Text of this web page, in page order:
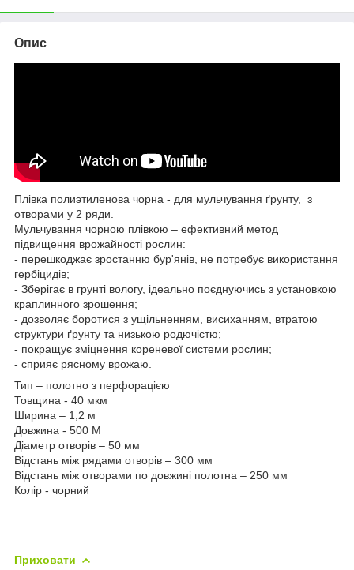
Опис
Плівка полиэтиленова чорна - для мульчування ґрунту, з
отворами у 2 ряди.
Mульчування чорною плівкою – ефективний метод
підвищення врожайності рослин:
- перешкоджає зростанню бур'янів, не потребує використання
гербіцидів;
- Зберігає в грунті вологу, ідеально поєднуючись з установкою
краплинного зрошення;
- дозволяє боротися з ущільненням, висиханням, втратою
структури ґрунту та низькою родючістю;
- покращує зміцнення кореневої системи рослин;
- сприяє рясному врожаю.
Тип – полотно з перфорацією
Товщина - 40 мкм
Ширина – 1,2 м
Довжина - 500 М
Діаметр отворів – 50 мм
Відстань між рядами отворів – 300 мм
Відстань між отворами по довжині полотна – 250 мм
Колір - чорний
Приховати